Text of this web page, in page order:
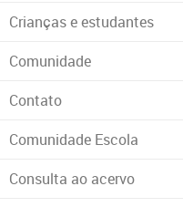
Crianças e estudantes
Comunidade
Contato
Comunidade Escola
Consulta ao acervo